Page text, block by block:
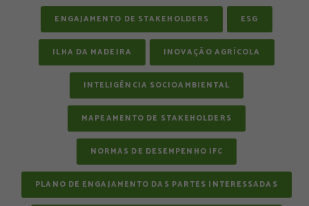
ENGAJAMENTO DE STAKEHOLDERS ESG
ILHA DA MADEIRA INOVAÇÃO AGRÍCOLA
INTELIGÊNCIA SOCIOAMBIENTAL
MAPEAMENTO DE STAKEHOLDERS
NORMAS DE DESEMPENHO IFC
PLANO DE ENGAJAMENTO DAS PARTES INTERESSADAS